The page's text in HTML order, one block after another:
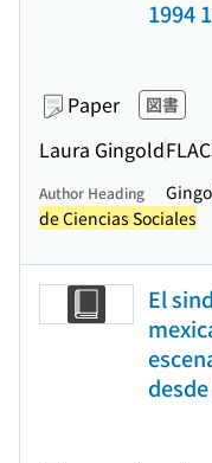
1994
Paper 図書
Laura Gingold
Author Heading
de Ciencias Sociales
El